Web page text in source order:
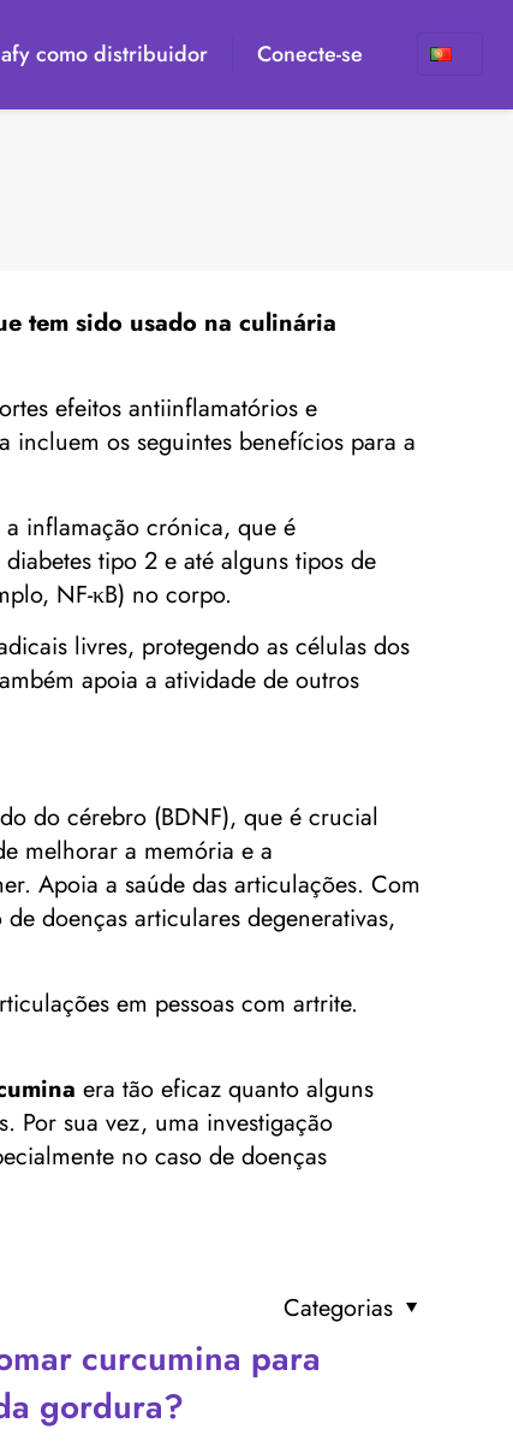
como distribuidor Conecte-se
tem sido usado na culinária
efeitos antiinflamatórios e
incluem os seguintes benefícios para a
inflamação crónica, que é
tipo 2 e até alguns tipos de
NF-κB) no corpo.
livres, protegendo as células dos
apoia a atividade de outros
do cérebro (BDNF), que é crucial
melhorar a memória e a
Apoia a saúde das articulações. Com
doenças articulares degenerativas,
em pessoas com artrite.
era tão eficaz quanto alguns
Por sua vez, uma investigação
no caso de doenças
Categorias
curcumina para
gordura?